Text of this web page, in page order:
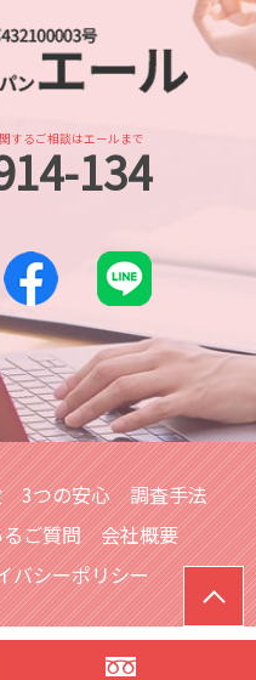
するご相談はエールまで
134
3つの安心
調査手法
ご質問
会社概要
バシーポリシー
ジャパンエール】へ｜埼玉ほ